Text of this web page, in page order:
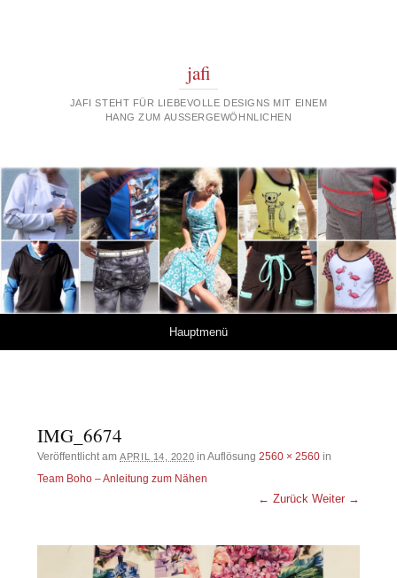
jafi
JAFI STEHT FÜR LIEBEVOLLE DESIGNS MIT EINEM
HANG ZUM AUSSERGEWÖHNLICHEN
Hauptmenü
IMG_6674
Veröffentlicht amAPRIL 14, 2020 in Auflösung2560 × 2560 in
Team Boho – Anleitung zum Nähen
← Zurück Weiter →